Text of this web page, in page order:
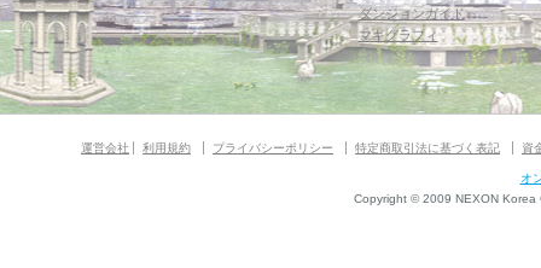
ダンジョンガイド
マギグラフィ
運営会社 利用規約 プライバシーポリシー 特定商取引法に基づく表記 資
オ
Copyright © 2009 NEXON Korea